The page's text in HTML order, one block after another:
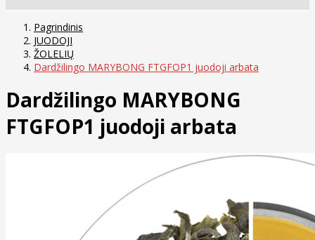
Pagrindinis
JUODOJI
ŽOLELIŲ
Dardžilingo MARYBONG FTGFOP1 juodoji arbata
Dardžilingo MARYBONG
FTGFOP1 juodoji arbata